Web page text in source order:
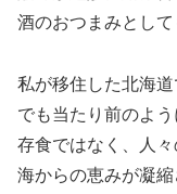
酒のおつまみとして
私が移住した北海
でも当たり前のよ
存食ではなく、人
海からの恵みが凝